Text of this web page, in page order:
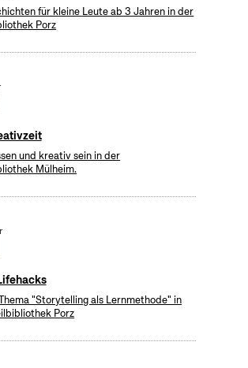
für kleine Leute ab 3 Jahren in der
Porz
und kreativ sein in der
Mülheim.
"Storytelling als Lernmethode" in
Porz